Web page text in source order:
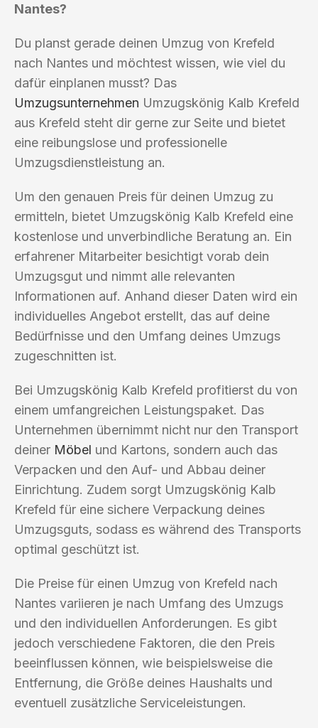
Nantes?
Du planst gerade deinen Umzug von Krefeld
nach Nantes und möchtest wissen, wie viel du
dafür einplanen musst? Das
Umzugsunternehmen Umzugskönig Kalb Krefeld
aus Krefeld steht dir gerne zur Seite und bietet
eine reibungslose und professionelle
Umzugsdienstleistung an.
Um den genauen Preis für deinen Umzug zu
ermitteln, bietet Umzugskönig Kalb Krefeld eine
kostenlose und unverbindliche Beratung an. Ein
erfahrener Mitarbeiter besichtigt vorab dein
Umzugsgut und nimmt alle relevanten
Informationen auf. Anhand dieser Daten wird ein
individuelles Angebot erstellt, das auf deine
Bedürfnisse und den Umfang deines Umzugs
zugeschnitten ist.
Bei Umzugskönig Kalb Krefeld profitierst du von
einem umfangreichen Leistungspaket. Das
Unternehmen übernimmt nicht nur den Transport
deiner Möbel und Kartons, sondern auch das
Verpacken und den Auf- und Abbau deiner
Einrichtung. Zudem sorgt Umzugskönig Kalb
Krefeld für eine sichere Verpackung deines
Umzugsguts, sodass es während des Transports
optimal geschützt ist.
Die Preise für einen Umzug von Krefeld nach
Nantes variieren je nach Umfang des Umzugs
und den individuellen Anforderungen. Es gibt
jedoch verschiedene Faktoren, die den Preis
beeinflussen können, wie beispielsweise die
Entfernung, die Größe deines Haushalts und
eventuell zusätzliche Serviceleistungen.